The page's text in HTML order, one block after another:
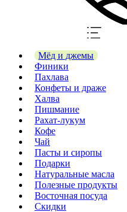
Мёд и джемы
Финики
Пахлава
Конфеты и драже
Халва
Пишмание
Рахат-лукум
Кофе
Чай
Пасты и сиропы
Подарки
Натуральные масла
Полезные продукты
Восточная посуда
Скидки